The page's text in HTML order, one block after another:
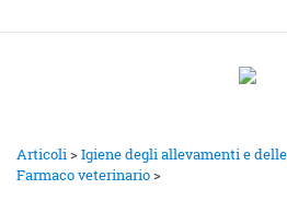
Articoli>Igiene degli allevamenti e
Farmaco veterinario>